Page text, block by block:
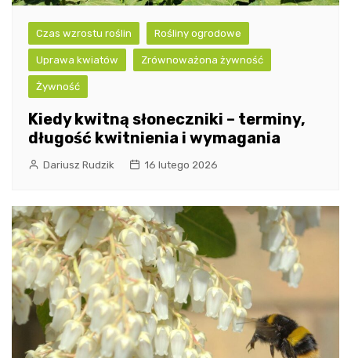
Czas wzrostu roślin Rośliny ogrodowe
Uprawa kwiatów Zrównoważona żywność
Żywność
Kiedy kwitną słoneczniki – terminy,
długość kwitnienia i wymagania
Dariusz Rudzik 16 lutego 2026